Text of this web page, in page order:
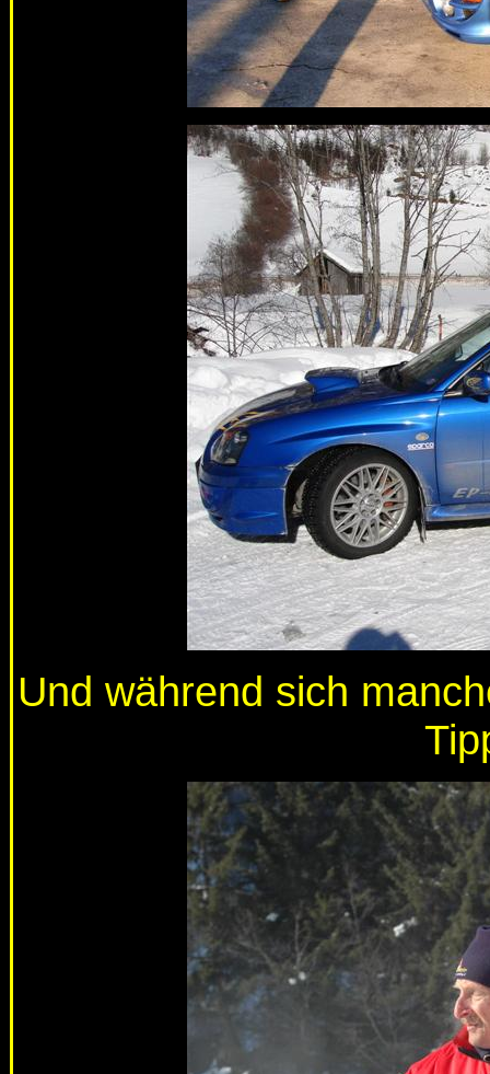
Und während sich